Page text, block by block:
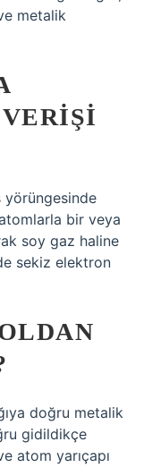
metalik
yörüngesinde
bir veya
soy gaz haline
sekiz elektron
doğru metalik
gidildikçe
atom yarıçapı